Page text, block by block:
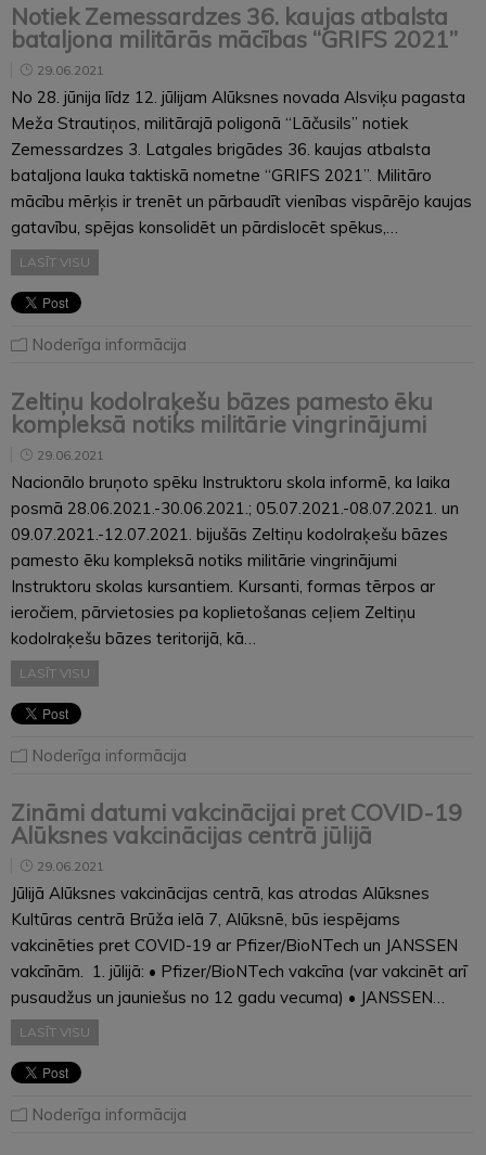
Notiek Zemessardzes 36. kaujas atbalsta
bataljona militārās mācības “GRIFS 2021”
29.06.2021
No 28. jūnija līdz 12. jūlijam Alūksnes novada Alsviķu pagasta
Meža Strautiņos, militārajā poligonā “Lāčusils” notiek
Zemessardzes 3. Latgales brigādes 36. kaujas atbalsta
bataljona lauka taktiskā nometne “GRIFS 2021”. Militāro
mācību mērķis ir trenēt un pārbaudīt vienības vispārējo kaujas
gatavību, spējas konsolidēt un pārdislocēt spēkus,…
LASĪT VISU
Noderīga informācija
Zeltiņu kodolraķešu bāzes pamesto ēku
kompleksā notiks militārie vingrinājumi
29.06.2021
Nacionālo bruņoto spēku Instruktoru skola informē, ka laika
posmā 28.06.2021.-30.06.2021.; 05.07.2021.-08.07.2021. un
09.07.2021.-12.07.2021. bijušās Zeltiņu kodolraķešu bāzes
pamesto ēku kompleksā notiks militārie vingrinājumi
Instruktoru skolas kursantiem. Kursanti, formas tērpos ar
ieročiem, pārvietosies pa koplietošanas ceļiem Zeltiņu
kodolraķešu bāzes teritorijā, kā…
LASĪT VISU
Noderīga informācija
Zināmi datumi vakcinācijai pret COVID-19
Alūksnes vakcinācijas centrā jūlijā
29.06.2021
Jūlijā Alūksnes vakcinācijas centrā, kas atrodas Alūksnes
Kultūras centrā Brūža ielā 7, Alūksnē, būs iespējams
vakcinēties pret COVID-19 ar Pfizer/BioNTech un JANSSEN
vakcīnām. 1. jūlijā: • Pfizer/BioNTech vakcīna (var vakcinēt arī
pusaudžus un jauniešus no 12 gadu vecuma) • JANSSEN…
LASĪT VISU
Noderīga informācija